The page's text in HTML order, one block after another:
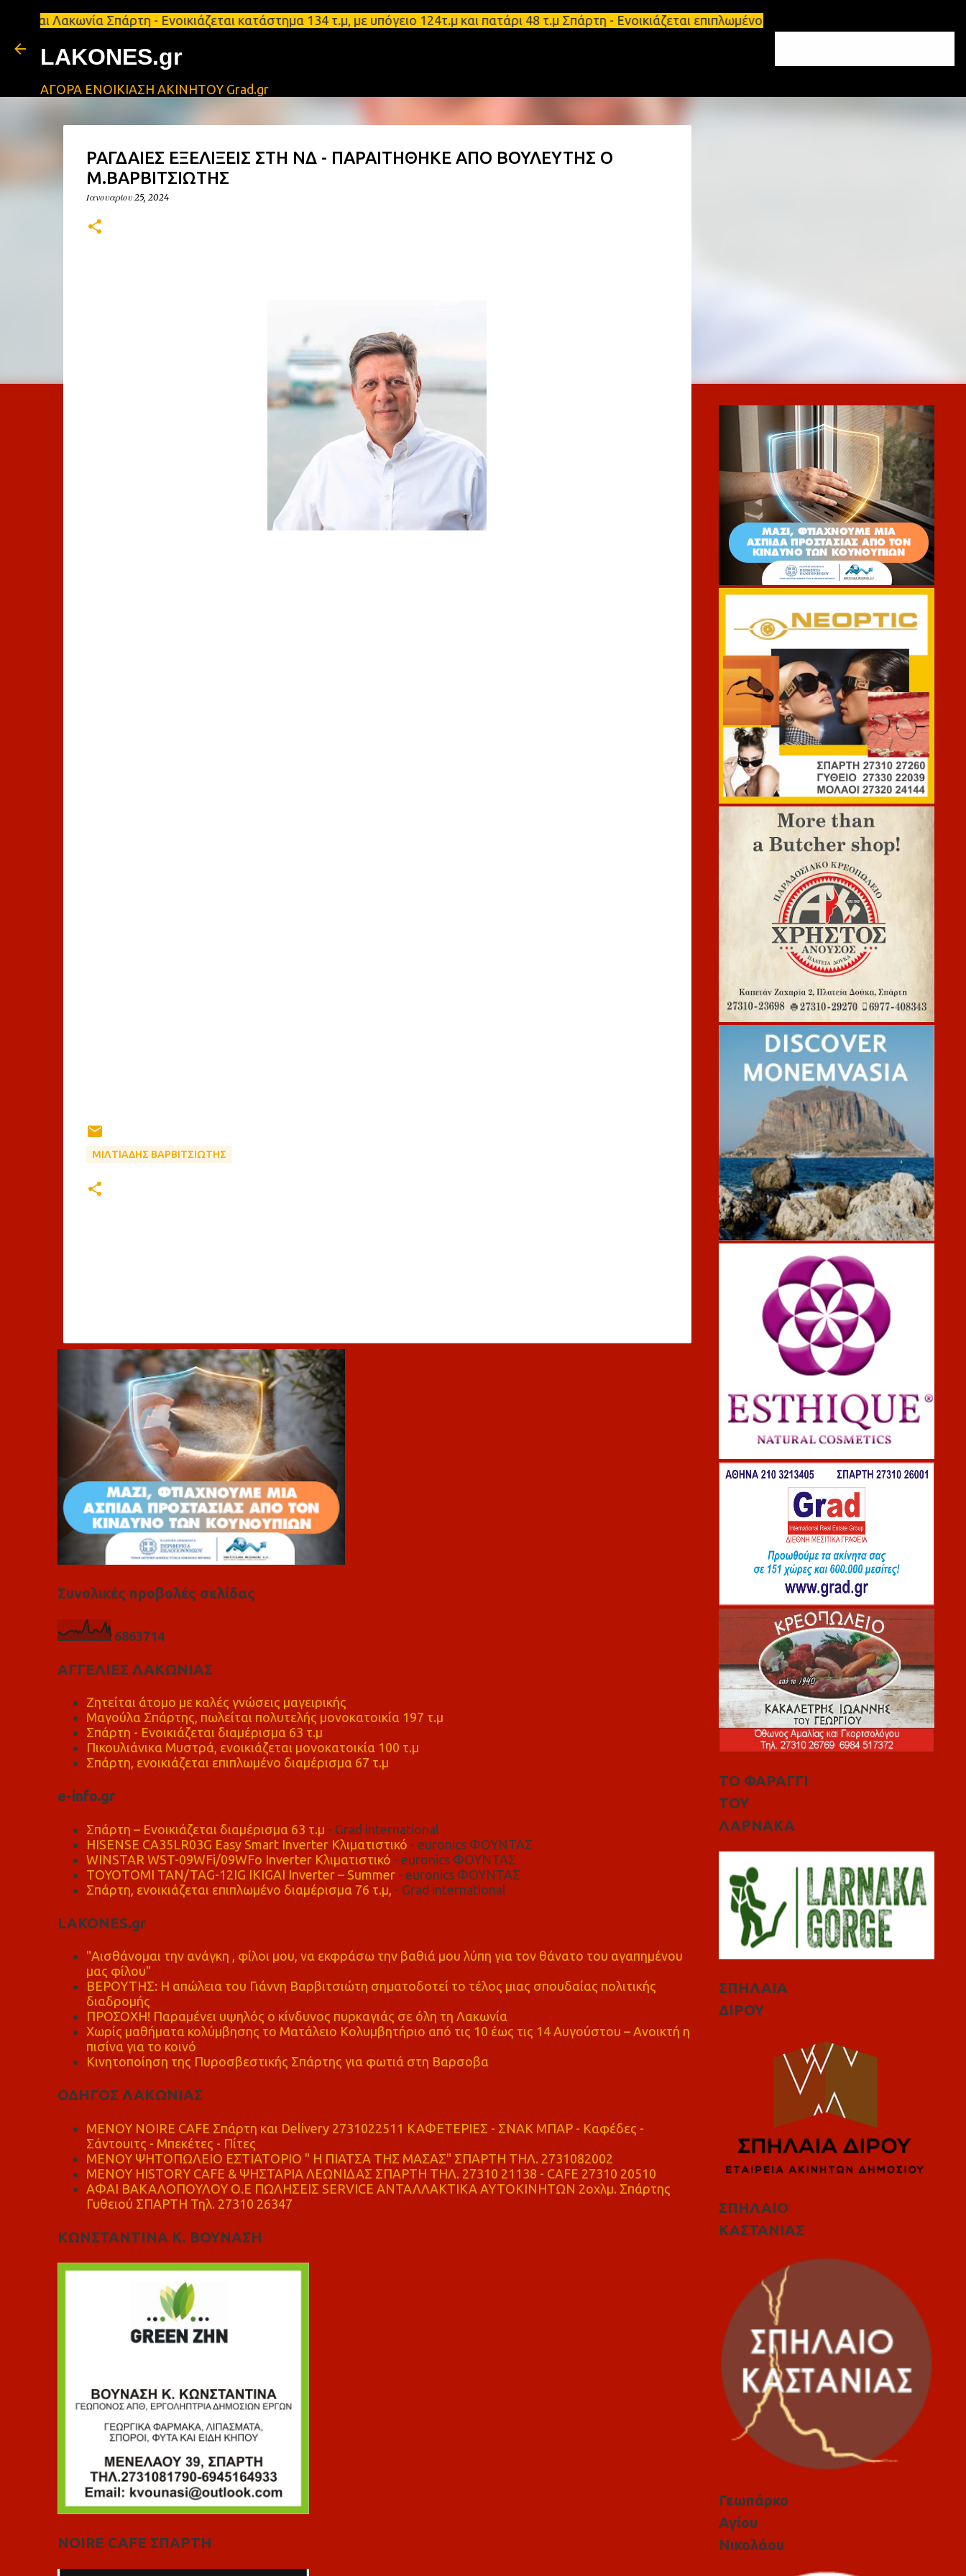
Μετάβαση στο κύριο περιεχόμενο
Σπάρτη - Ενοικιάζεται κατάστημα 134 τ.μ, με υπόγειο 124τ.μ και πατάρι 48 τ.μ Σπάρτη - Ενοικιάζεται επιπλωμένο διαμέρισμα 65τ.μ Σπάρτη
LAKONES.gr
ΑΓΟΡΑ ΕΝΟΙΚΙΑΣΗ ΑΚΙΝΗΤΟΥ Grad.gr
ΡΑΓΔΑΙΕΣ ΕΞΕΛΙΞΕΙΣ ΣΤΗ ΝΔ - ΠΑΡΑΙΤΗΘΗΚΕ ΑΠΟ ΒΟΥΛΕΥΤΗΣ Ο
Μ.ΒΑΡΒΙΤΣΙΩΤΗΣ
Ιανουαρίου 25, 2024
ΜΙΛΤΙΑΔΗΣ ΒΑΡΒΙΤΣΙΩΤΗΣ
λ
Συνολικές προβολές σελίδας
6863714
ΑΓΓΕΛΙΕΣ ΛΑΚΩΝΙΑΣ
Ζητείται άτομο με καλές γνώσεις μαγειρικής
Μαγούλα Σπάρτης, πωλείται πολυτελής μονοκατοικία 197 τ.μ
Σπάρτη - Ενοικιάζεται διαμέρισμα 63 τ.μ
Πικουλιάνικα Μυστρά, ενοικιάζεται μονοκατοικία 100 τ.μ
Σπάρτη, ενοικιάζεται επιπλωμένο διαμέρισμα 67 τ.μ
e-info.gr
Σπάρτη – Ενοικιάζεται διαμέρισμα 63 τ.μ - Grad international
HISENSE CA35LR03G Easy Smart Inverter Κλιματιστικό - euronics ΦΟΥΝΤΑΣ
WINSTAR WST-09WFi/09WFo Inverter Κλιματιστικό - euronics ΦΟΥΝΤΑΣ
TOYOTOMI TAN/TAG-12IG IKIGAI Inverter – Summer- euronics ΦΟΥΝΤΑΣ
Σπάρτη, ενοικιάζεται επιπλωμένο διαμέρισμα 76 τ.μ, - Grad international
LAKONES.gr
"Αισθάνομαι την ανάγκη , φίλοι μου, να εκφράσω την βαθιά μου λύπη για τον θάνατο του αγαπημένου
μας φίλου"
ΒΕΡΟΥΤΗΣ: Η απώλεια του Γιάννη Βαρβιτσιώτη σηματοδοτεί το τέλος μιας σπουδαίας πολιτικής
διαδρομής
ΠΡΟΣΟΧΗ! Παραμένει υψηλός ο κίνδυνος πυρκαγιάς σε όλη τη Λακωνία
Χωρίς μαθήματα κολύμβησης το Ματάλειο Κολυμβητήριο από τις 10 έως τις 14 Αυγούστου – Ανοικτή η
πισίνα για το κοινό
Κινητοποίηση της Πυροσβεστικής Σπάρτης για φωτιά στη Βαρσοβα
ΟΔΗΓΟΣ ΛΑΚΩΝΙΑΣ
MENOY NOIRE CAFE Σπάρτη και Delivery 2731022511 ΚΑΦΕΤΕΡΙΕΣ - ΣΝΑΚ ΜΠΑΡ - Καφέδες -
Σάντουιτς - Μπεκέτες - Πίτες
ΜΕΝΟΥ ΨΗΤΟΠΩΛΕΙΟ ΕΣΤΙΑΤΟΡΙΟ " Η ΠΙΑΤΣΑ ΤΗΣ ΜΑΣΑΣ" ΣΠΑΡΤΗ ΤΗΛ. 2731082002
ΜΕΝΟΥ HISTORY CAFE & ΨΗΣΤΑΡΙΑ ΛΕΩΝΙΔΑΣ ΣΠΑΡΤΗ ΤΗΛ. 27310 21138 - CAFE 27310 20510
ΑΦΑΙ ΒΑΚΑΛΟΠΟΥΛΟΥ Ο.Ε ΠΩΛΗΣΕΙΣ SERVICE ΑΝΤΑΛΛΑΚΤΙΚΑ ΑΥΤΟΚΙΝΗΤΩΝ 2οχλμ. Σπάρτης
Γυθειού ΣΠΑΡΤΗ Τηλ. 27310 26347
ΚΩΝΣΤΑΝΤΙΝΑ Κ. ΒΟΥΝΑΣΗ
NOIRE CAFE ΣΠΑΡΤΗ
ΤΟ ΦΑΡΑΓΓΙ
ΤΟΥ
ΛΑΡΝΑΚΑ
ΣΠΗΛΑΙΑ
ΔΙΡΟΥ
ΣΠΗΛΑΙΟ
ΚΑΣΤΑΝΙΑΣ
Γεωπάρκο
Αγίου
Νικολάου